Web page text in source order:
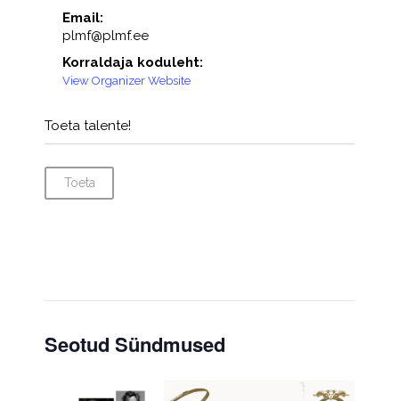
Email:
plmf@plmf.ee
Korraldaja koduleht:
View Organizer Website
Toeta talente!
Toeta
Seotud Sündmused